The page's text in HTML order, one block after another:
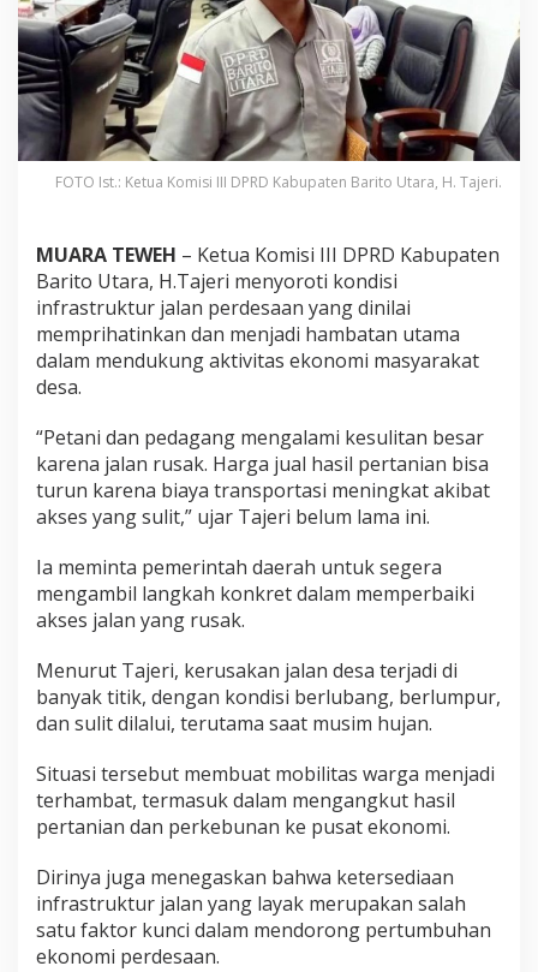
FOTO Ist.: Ketua Komisi III DPRD Kabupaten Barito Utara, H. Tajeri.
MUARA TEWEH – Ketua Komisi III DPRD Kabupaten
Barito Utara, H.Tajeri menyoroti kondisi
infrastruktur jalan perdesaan yang dinilai
memprihatinkan dan menjadi hambatan utama
dalam mendukung aktivitas ekonomi masyarakat
desa.
“Petani dan pedagang mengalami kesulitan besar
karena jalan rusak. Harga jual hasil pertanian bisa
turun karena biaya transportasi meningkat akibat
akses yang sulit,” ujar Tajeri belum lama ini.
Ia meminta pemerintah daerah untuk segera
mengambil langkah konkret dalam memperbaiki
akses jalan yang rusak.
Menurut Tajeri, kerusakan jalan desa terjadi di
banyak titik, dengan kondisi berlubang, berlumpur,
dan sulit dilalui, terutama saat musim hujan.
Situasi tersebut membuat mobilitas warga menjadi
terhambat, termasuk dalam mengangkut hasil
pertanian dan perkebunan ke pusat ekonomi.
Dirinya juga menegaskan bahwa ketersediaan
infrastruktur jalan yang layak merupakan salah
satu faktor kunci dalam mendorong pertumbuhan
ekonomi perdesaan.